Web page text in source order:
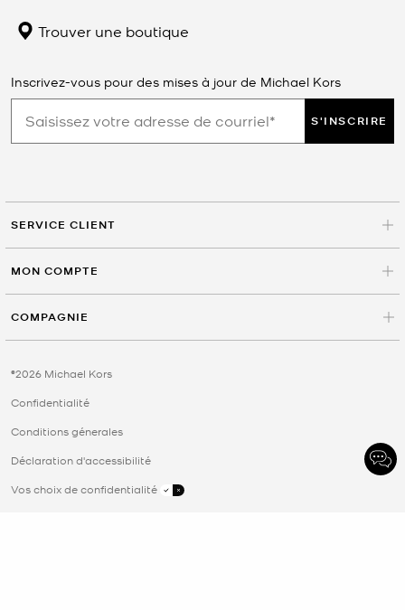
Trouver une boutique
Inscrivez-vous pour des mises à jour de Michael Kors
S'INSCRIRE
SERVICE CLIENT
MON COMPTE
COMPAGNIE
©2026 Michael Kors
Confidentialité
Conditions génerales
Déclaration d'accessibilité
Vos choix de confidentialité